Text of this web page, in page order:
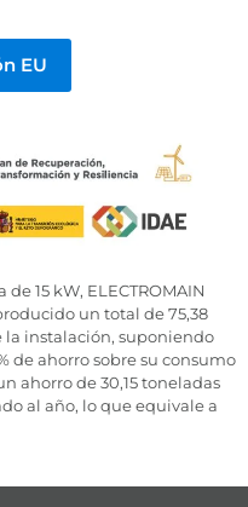
EU
15 kW, ELECTROMAIN
un total de 75,38
la instalación, suponiendo
de ahorro sobre su consumo
ahorro de 30,15 toneladas
al año, lo que equivale a